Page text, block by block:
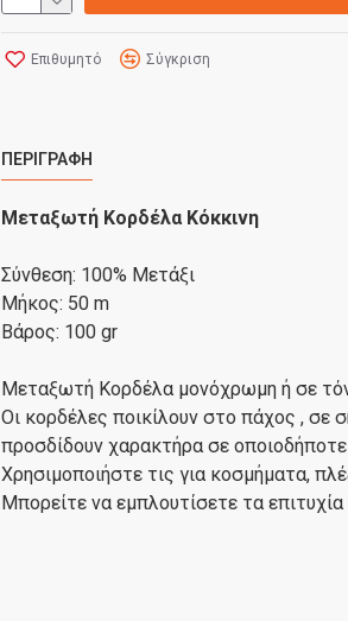
Επιθυμητό Σύγκριση
ΠΕΡΙΓΡΑΦΉ
Μεταξωτή Κορδέλα Κόκκινη
Σύνθεση: 100% Μετάξι
Μήκος: 50 m
Βάρος: 100 gr
Μεταξωτή Κορδέλα μονόχρωμη ή σε
Οι κορδέλες ποικίλουν στο πάχος , σε
προσδίδουν χαρακτήρα σε
Χρησιμοποιήστε τις για κοσμήματα,
Μπορείτε να εμπλουτίσετε τα